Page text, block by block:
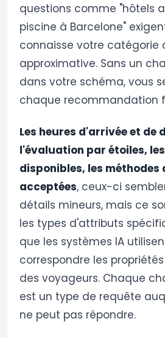
questions comme "hôtels
piscine à Barcelone"
connaisse votre catégorie
approximative. Sans un
dans votre schéma, vous
chaque recommandation
Les heures d'arrivée et de
l'évaluation par étoiles,
disponibles, les méthodes
acceptées, ceux-ci
détails mineurs, mais ce
les types d'attributs
que les systèmes IA
correspondre les
des voyageurs. Chaque
est un type de requête
ne peut pas répondre.